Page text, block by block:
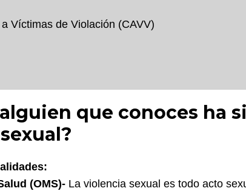
Víctimas de Violación (CAVV)
que conoces ha
(OMS)- La violencia sexual es todo acto